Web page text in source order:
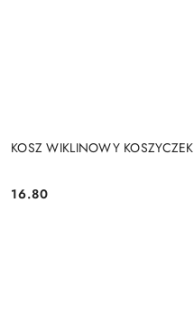
KOSZ WIKLINOWY KOSZYCZEK
Cena:
16.80